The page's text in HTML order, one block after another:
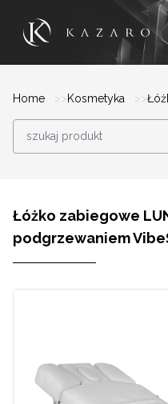
Home Kosmetyka
Łóżko zabiegowe
podgrzewaniem